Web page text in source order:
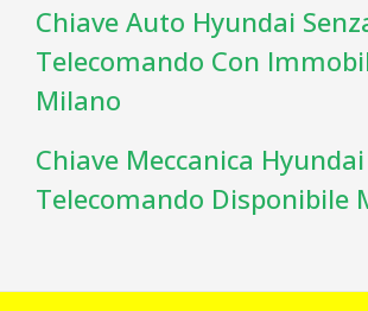
Chiave Auto Hyundai
Telecomando Con
Milano
Chiave Meccanica Hyundai
Telecomando Disponibile